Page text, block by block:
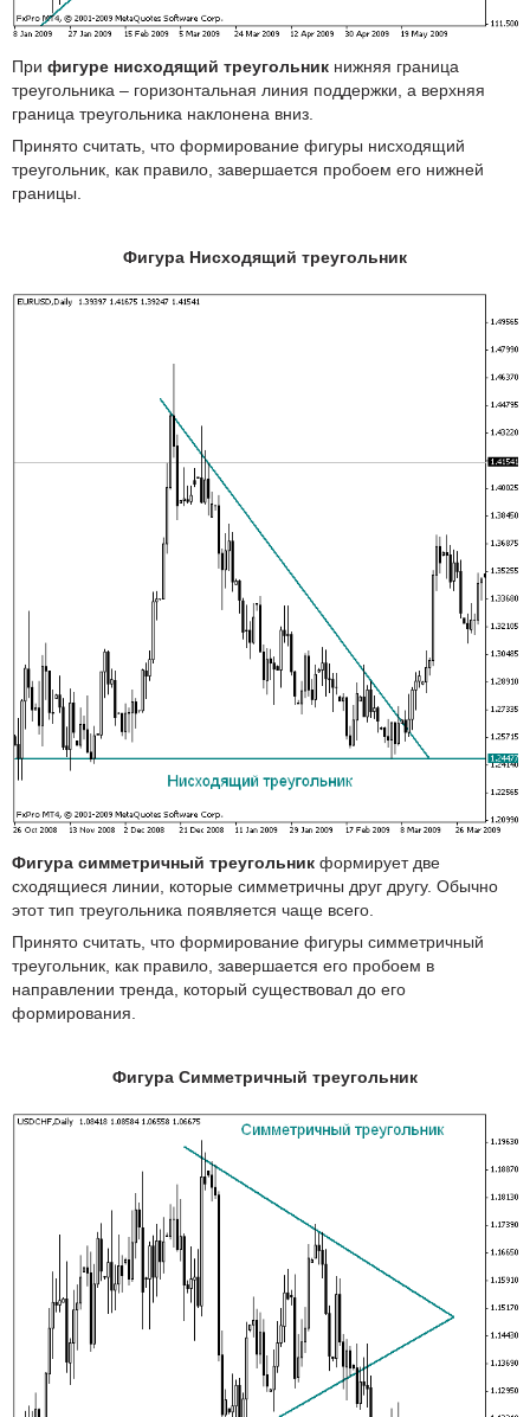
При фигуре нисходящий треугольник нижняя граница
треугольника – горизонтальная линия поддержки, а верхняя
граница треугольника наклонена вниз.
Принято считать, что формирование фигуры нисходящий
треугольник, как правило, завершается пробоем его нижней
границы.
Фигура Нисходящий треугольник
Фигура симметричный треугольник формирует две
сходящиеся линии, которые симметричны друг другу. Обычно
этот тип треугольника появляется чаще всего.
Принято считать, что формирование фигуры симметричный
треугольник, как правило, завершается его пробоем в
направлении тренда, который существовал до его
формирования.
Фигура Симметричный треугольник